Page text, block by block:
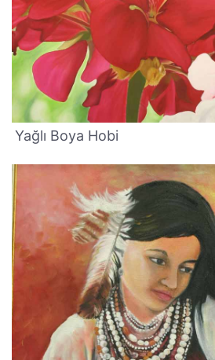
Yağlı Boya Hobi